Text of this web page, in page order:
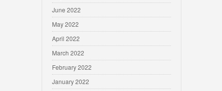
June 2022
May 2022
April 2022
March 2022
February 2022
January 2022